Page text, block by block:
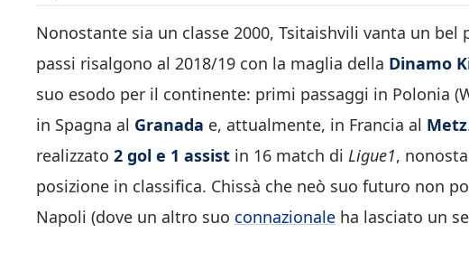
Nonostante sia un classe 2000, Tsitaishvili vanta un
passi risalgono al 2018/19 con la maglia della Dinamo
suo esodo per il continente: primi passaggi in Polonia
in Spagna al Granada e, attualmente, in Francia al Metz
realizzato 2 gol e 1 assist in 16 match di Ligue1,
posizione in classifica. Chissà che neò suo futuro non
Napoli (dove un altro suo connazionale ha lasciato un